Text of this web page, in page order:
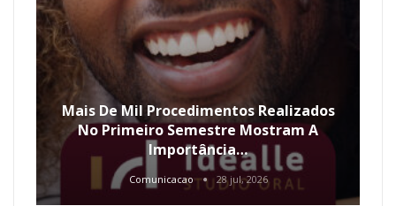
Mais De Mil Procedimentos Realizados
No Primeiro Semestre Mostram A
Importância…
Comunicacao 28 jul, 2026